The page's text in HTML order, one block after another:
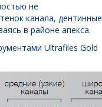
не
канала, дентинные
в районе апекса.
Ultrafiles Gold